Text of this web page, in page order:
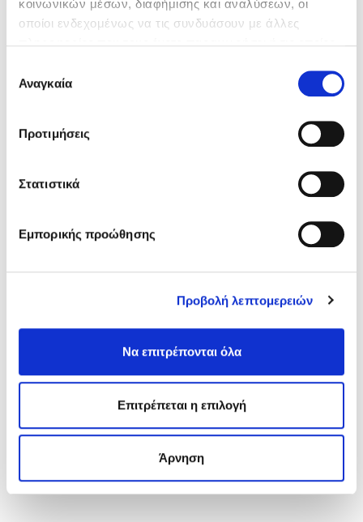
κοινωνικών μέσων, διαφήμισης και αναλύσεων, οι
οποίοι ενδεχομένως να τις συνδυάσουν με άλλες
των υπηρεσιών τους.
συγκατάθεσης
Αναγκαία
Προτιμήσεις
Στατιστικά
Εμπορικής προώθησης
Προβολή λεπτομερειών
Να επιτρέπονται όλα
Επιτρέπεται η επιλογή
Άρνηση
ΔΙΕΎΘΥΝΣΗ
Αγ. Δημήτριος 173 42
+30 697 2059796
E-MAIL